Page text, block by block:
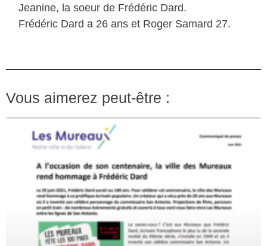
Jeanine, la soeur de Frédéric Dard.
Frédéric Dard a 26 ans et Roger Samard 27.
Vous aimerez peut-être :